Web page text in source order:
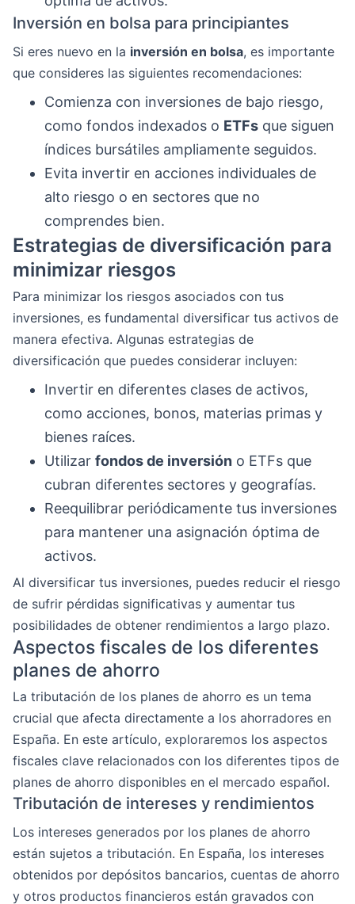
Inversión en bolsa para principiantes
Si eres nuevo en la inversión en bolsa, es importante
que consideres las siguientes recomendaciones:
Comienza con inversiones de bajo riesgo,
como fondos indexados o ETFs que siguen
índices bursátiles ampliamente seguidos.
Evita invertir en acciones individuales de
alto riesgo o en sectores que no
comprendes bien.
Estrategias de diversificación para
minimizar riesgos
Para minimizar los riesgos asociados con tus
inversiones, es fundamental diversificar tus activos de
manera efectiva. Algunas estrategias de
diversificación que puedes considerar incluyen:
Invertir en diferentes clases de activos,
como acciones, bonos, materias primas y
bienes raíces.
Utilizar fondos de inversión o ETFs que
cubran diferentes sectores y geografías.
Reequilibrar periódicamente tus inversiones
para mantener una asignación óptima de
activos.
Al diversificar tus inversiones, puedes reducir el riesgo
de sufrir pérdidas significativas y aumentar tus
posibilidades de obtener rendimientos a largo plazo.
Aspectos fiscales de los diferentes
planes de ahorro
La tributación de los planes de ahorro es un tema
crucial que afecta directamente a los ahorradores en
España. En este artículo, exploraremos los aspectos
fiscales clave relacionados con los diferentes tipos de
planes de ahorro disponibles en el mercado español.
Tributación de intereses y rendimientos
Los intereses generados por los planes de ahorro
están sujetos a tributación. En España, los intereses
obtenidos por depósitos bancarios, cuentas de ahorro
y otros productos financieros están gravados con